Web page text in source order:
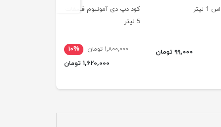
لیتر
۹۹,۰۰۰ تومان
کود دپ دی آمونیوم فسفات
5 لیتر
۱,۸۰۰,۰۰۰ تومان
۱۰%
۱,۶۲۰,۰۰۰ تومان